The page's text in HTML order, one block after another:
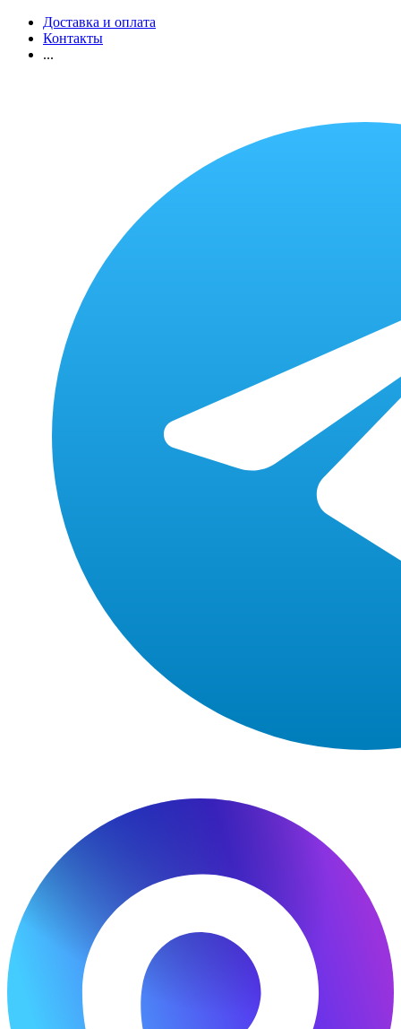
Доставка и оплата
Контакты
...